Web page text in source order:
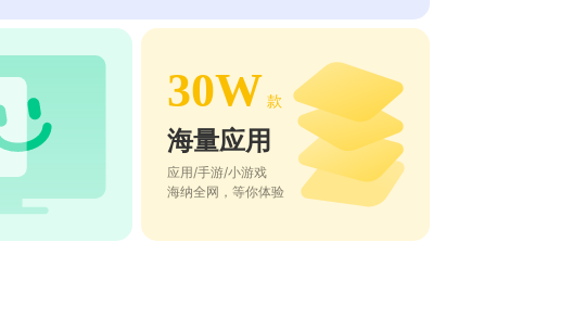
30W 款
海量应用
应用/手游/小游戏
海纳全网，等你体验